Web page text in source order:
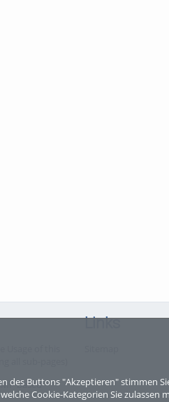
des Buttons "Akzeptieren" stimmen
Cookie-Kategorien Sie zulassen
based
Links